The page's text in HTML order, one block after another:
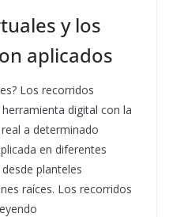
y los
aplicados
Los recorridos
digital con la
a determinado
en diferentes
planteles
raíces. Los recorridos